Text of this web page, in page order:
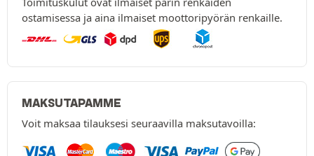
ostamisessa ja aina ilmaiset moottoripyörän renkaille.
MAKSUTAPAMME
Voit maksaa tilauksesi seuraavilla maksutavoilla: